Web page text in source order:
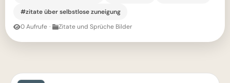
#zitate über selbstlose zuneigung
0 Aufrufe · Zitate und Sprüche Bilder